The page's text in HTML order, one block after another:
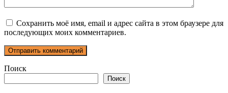
Сохранить моё имя, email и адрес сайта в этом браузере для
последующих моих комментариев.
Поиск
Поиск